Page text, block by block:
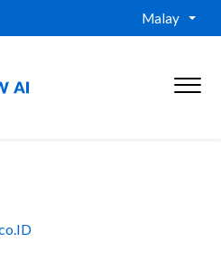
Malay